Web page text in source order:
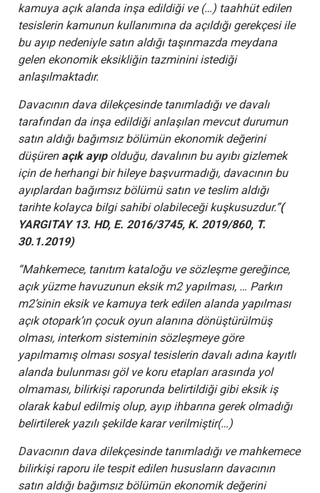
kamuya açık alanda inşa edildiği ve (…) taahhüt edilen
tesislerin kamunun kullanımına da açıldığı gerekçesi ile
bu ayıp nedeniyle satın aldığı taşınmazda meydana
gelen ekonomik eksikliğin tazminini istediği
anlaşılmaktadır.
Davacının dava dilekçesinde tanımladığı ve davalı
tarafından da inşa edildiği anlaşılan mevcut durumun
satın aldığı bağımsız bölümün ekonomik değerini
düşüren açık ayıpolduğu, davalının bu ayıbı gizlemek
için de herhangi bir hileye başvurmadığı, davacının bu
ayıplardan bağımsız bölümü satın ve teslim aldığı
tarihte kolayca bilgi sahibi olabileceği kuşkusuzdur.”(
YARGITAY 13. HD, E. 2016/3745, K. 2019/860, T.
30.1.2019)
“Mahkemece, tanıtım kataloğu ve sözleşme gereğince,
açık yüzme havuzunun eksik m2 yapılması, … Parkın
m2’sinin eksik ve kamuya terk edilen alanda yapılması
açık otopark’ın çocuk oyun alanına dönüştürülmüş
olması, interkom sisteminin sözleşmeye göre
yapılmamış olması sosyal tesislerin davalı adına kayıtlı
alanda bulunması göl ve koru etapları arasında yol
olmaması, bilirkişi raporunda belirtildiği gibi eksik iş
olarak kabul edilmiş olup, ayıp ihbarına gerek olmadığı
belirtilerek yazılı şekilde karar verilmiştir(…)
Davacının dava dilekçesinde tanımladığı ve mahkemece
bilirkişi raporu ile tespit edilen hususların davacının
satın aldığı bağımsız bölümün ekonomik değerini